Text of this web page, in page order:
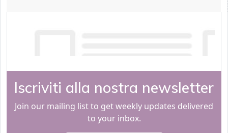
Iscriviti alla nostra newsletter
Join our mailing list to get weekly updates delivered
to your inbox.